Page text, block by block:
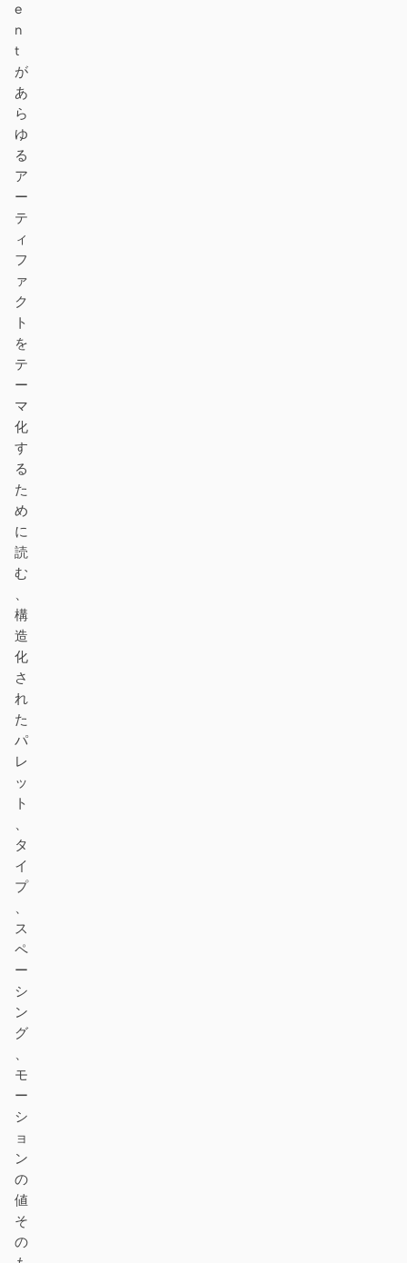
e
n
t
が
あ
ら
ゆ
る
ア
ー
テ
ィ
フ
ァ
ク
ト
を
テ
ー
マ
化
す
る
た
め
に
読
む
、
構
造
化
さ
れ
た
パ
レ
ッ
ト
、
タ
イ
プ
、
ス
ペ
ー
シ
ン
グ
、
モ
ー
シ
ョ
ン
の
値
そ
の